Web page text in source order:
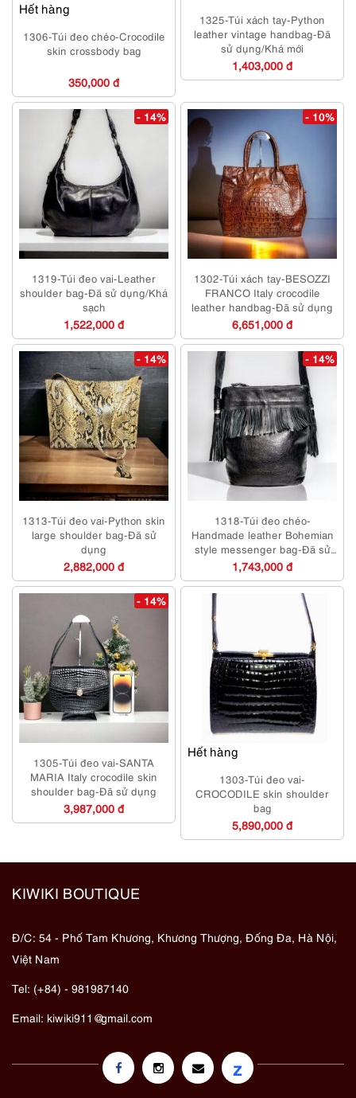
Hết hàng
1306-Túi đeo chéo-Crocodile
skin crossbody bag
350,000 đ
1325-Túi xách tay-Python
leather vintage handbag-Đã
sử dụng/Khá mới
1,403,000 đ
- 14%
1319-Túi đeo vai-Leather
shoulder bag-Đã sử dụng/Khá
sạch
1,522,000 đ
- 10%
1302-Túi xách tay-BESOZZI
FRANCO Italy crocodile
leather handbag-Đã sử dụng
6,651,000 đ
- 14%
1313-Túi đeo vai-Python skin
large shoulder bag-Đã sử
dụng
2,882,000 đ
- 14%
1318-Túi đeo chéo-
Handmade leather Bohemian
style messenger bag-Đã sử
dụng/Khá sạch
1,743,000 đ
- 14%
1305-Túi đeo vai-SANTA
MARIA Italy crocodile skin
shoulder bag-Đã sử dụng
3,987,000 đ
Hết hàng
1303-Túi đeo vai-
CROCODILE skin shoulder
bag
5,890,000 đ
KIWIKI BOUTIQUE
Đ/C: 54 - Phố Tam Khương, Khương Thượng, Đống Đa, Hà Nội,
Việt Nam
Tel: (+84) - 981987140
Email: kiwiki911@gmail.com
z